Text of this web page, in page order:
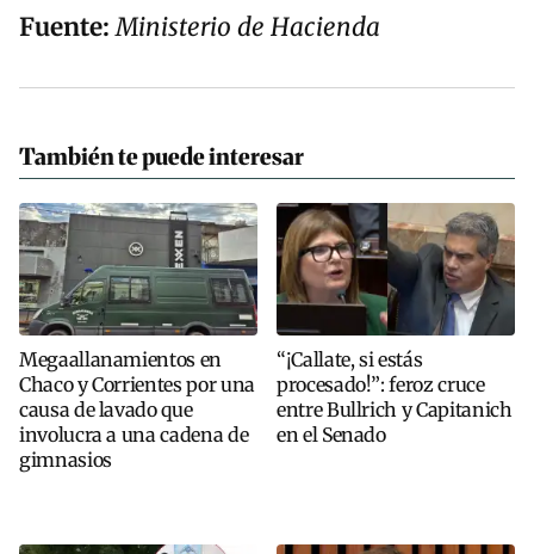
Fuente:Ministerio de Hacienda
También te puede interesar
Megaallanamientos en
Chaco y Corrientes por una
causa de lavado que
involucra a una cadena de
gimnasios
“¡Callate, si estás
procesado!”: feroz cruce
entre Bullrich y Capitanich
en el Senado